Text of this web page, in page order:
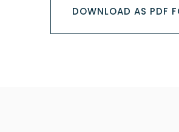
DOWNLOAD AS PDF